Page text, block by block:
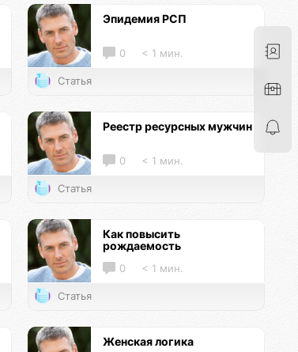
Эпидемия РСП
0 < 1 мин.
Статья
Реестр ресурсных мужчин
0 < 1 мин.
Статья
Как повысить
рождаемость
0 < 1 мин.
Статья
Женская логика